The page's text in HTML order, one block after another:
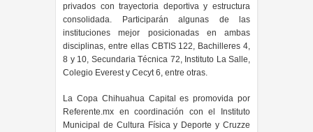
privados con trayectoria deportiva y estructura
consolidada. Participarán algunas de las
instituciones mejor posicionadas en ambas
disciplinas, entre ellas CBTIS 122, Bachilleres 4,
8 y 10, Secundaria Técnica 72, Instituto La Salle,
Colegio Everest y Cecyt 6, entre otras.
La Copa Chihuahua Capital es promovida por
Referente.mx en coordinación con el Instituto
Municipal de Cultura Física y Deporte y Cruzze